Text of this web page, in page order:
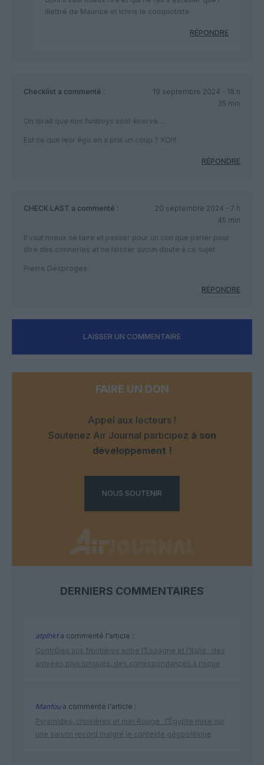
illettré de Maurice et lchris le complotiste
RÉPONDRE
Checklist a commenté :
19 septembre 2024 - 18 h
35 min
On dirait que nos fanboys sont énervé…
Est ce que leur égo en a pris un coup ? XD!!!
RÉPONDRE
CHECK LAST a commenté :
20 septembre 2024 - 7 h
45 min
Il vaut mieux se taire et passer pour un con que parler pour
dire des conneries et ne laisser aucun doute à ce sujet
Pierre Desproges
RÉPONDRE
LAISSER UN COMMENTAIRE
FAIRE UN DON
Appel aux lecteurs !
Soutenez Air Journal participez à son
développement !
NOUS SOUTENIR
DERNIERS COMMENTAIRES
atplhkta commenté l'article :
Contrôles aux frontières entre l’Espagne et l’Italie : des
arrivées plus longues, des correspondances à risque
Manfoua commenté l'article :
Pyramides, croisières et mer Rouge : l’Égypte mise sur
une saison record malgré le contexte géopolitique